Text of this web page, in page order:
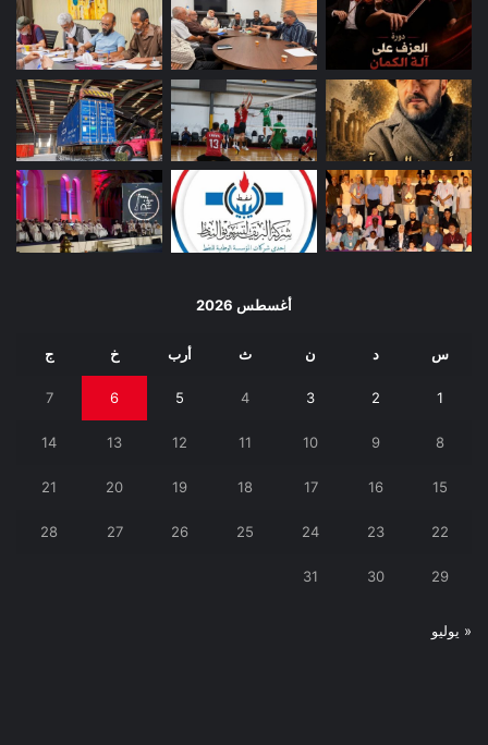
أغسطس 2026
س د ن ث أرب خ ج
1
2
3
4
5
6
7
8
9
10
11
12
13
14
15
16
17
18
19
20
21
22
23
24
25
26
27
28
29
30
31
« يوليو